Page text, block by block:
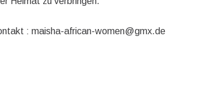
: maisha-african-women@gmx.de